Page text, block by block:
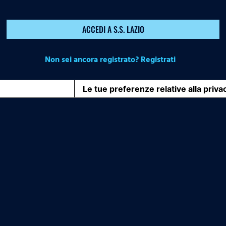
ACCEDI A S.S. LAZIO
Non sei ancora registrato? Registrati
Le tue preferenze relative alla